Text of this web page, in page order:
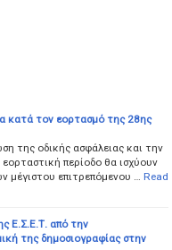
κατά τον εορτασμό της 28ης
της οδικής ασφάλειας και την
περίοδο θα ισχύουν
επιτρεπόμενου …
Read
Ε.Σ.Ε.Τ. από την
της δημοσιογραφίας στην